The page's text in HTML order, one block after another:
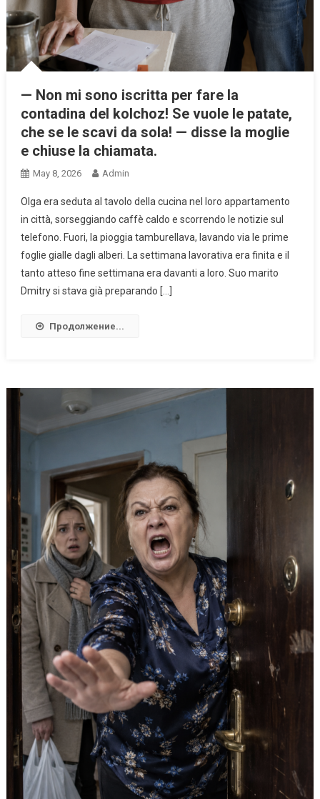
— Non mi sono iscritta per fare la
contadina del kolchoz! Se vuole le patate,
che se le scavi da sola! — disse la moglie
e chiuse la chiamata.
May 8, 2026 Admin
Olga era seduta al tavolo della cucina nel loro appartamento
in città, sorseggiando caffè caldo e scorrendo le notizie sul
telefono. Fuori, la pioggia tamburellava, lavando via le prime
foglie gialle dagli alberi. La settimana lavorativa era finita e il
tanto atteso fine settimana era davanti a loro. Suo marito
Dmitry si stava già preparando […]
Продолжение...